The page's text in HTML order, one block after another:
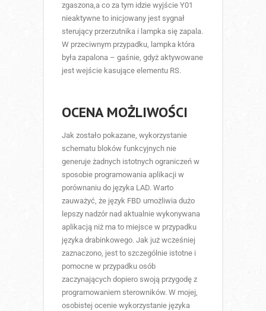
zgaszona,a co za tym idzie wyjście Y01
nieaktywne to inicjowany jest sygnał
sterujący przerzutnika i lampka się zapala.
W przeciwnym przypadku, lampka która
była zapalona – gaśnie, gdyż aktywowane
jest wejście kasujące elementu RS.
OCENA MOŻLIWOŚCI
Jak zostało pokazane, wykorzystanie
schematu bloków funkcyjnych nie
generuje żadnych istotnych ograniczeń w
sposobie programowania aplikacji w
porównaniu do języka LAD. Warto
zauważyć, że język FBD umożliwia dużo
lepszy nadzór nad aktualnie wykonywana
aplikacją niż ma to miejsce w przypadku
języka drabinkowego. Jak już wcześniej
zaznaczono, jest to szczególnie istotne i
pomocne w przypadku osób
zaczynających dopiero swoją przygodę z
programowaniem sterowników. W mojej,
osobistej ocenie wykorzystanie języka